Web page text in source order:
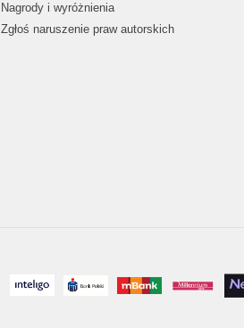
Nagrody i wyróżnienia
Zgłoś naruszenie praw autorskich